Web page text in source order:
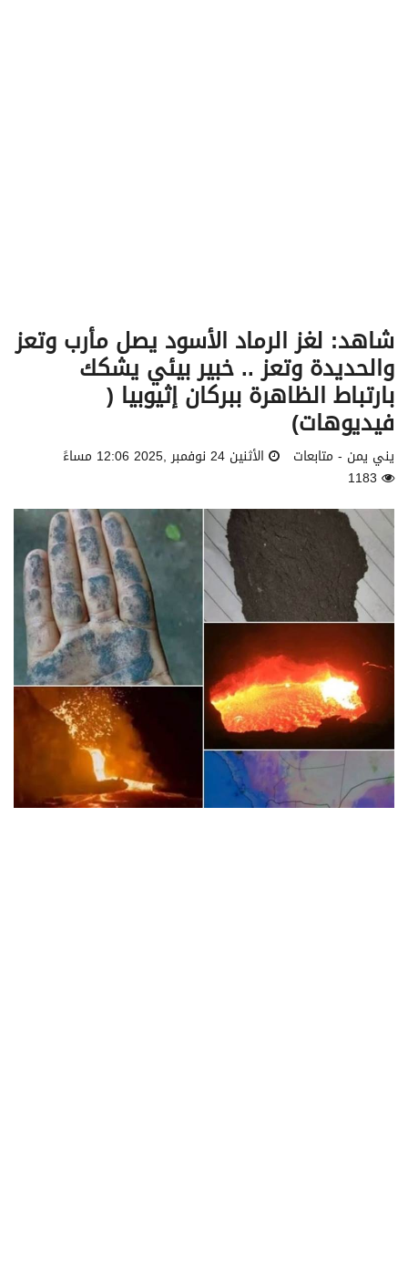
شاهد: لغز الرماد الأسود يصل مأرب وتعز
والحديدة وتعز .. خبير بيئي يشكك
بارتباط الظاهرة ببركان إثيوبيا (
فيديوهات)
يني يمن - متابعات
الأثنين 24 نوفمبر ,2025 12:06 مساءً
1183